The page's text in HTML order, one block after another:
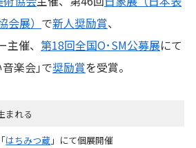
会展） で新人奨励賞、
催、 第18回全国O･SM公募展にて
楽会｣で奨励賞を受賞。
まれる
はちみつ蔵 」にて個展開催